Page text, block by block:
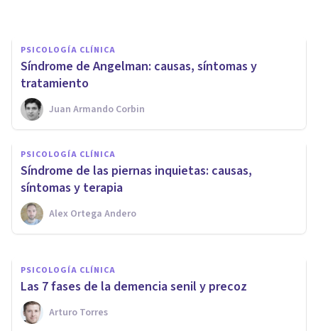
PSICOLOGÍA CLÍNICA
Síndrome de Angelman: causas, síntomas y
tratamiento
Juan Armando Corbin
PSICOLOGÍA CLÍNICA
​Síndrome de las piernas inquietas: causas,
síntomas y terapia
Alex Ortega Andero
Síntomas extrapiramidales:
tipos, causas y tratamiento
Alex Ortega Andero
PSICOLOGÍA CLÍNICA
Las 7 fases de la demencia senil y precoz
Arturo Torres